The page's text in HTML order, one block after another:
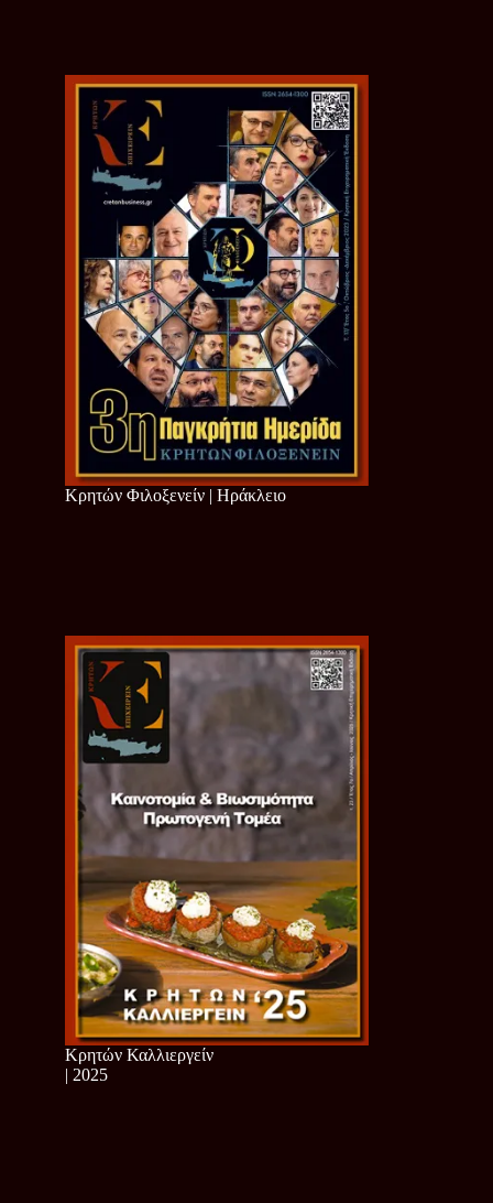
Κρητών Φιλοξενείν | Ηράκλειο
Κρητών Καλλιεργείν
| 2025